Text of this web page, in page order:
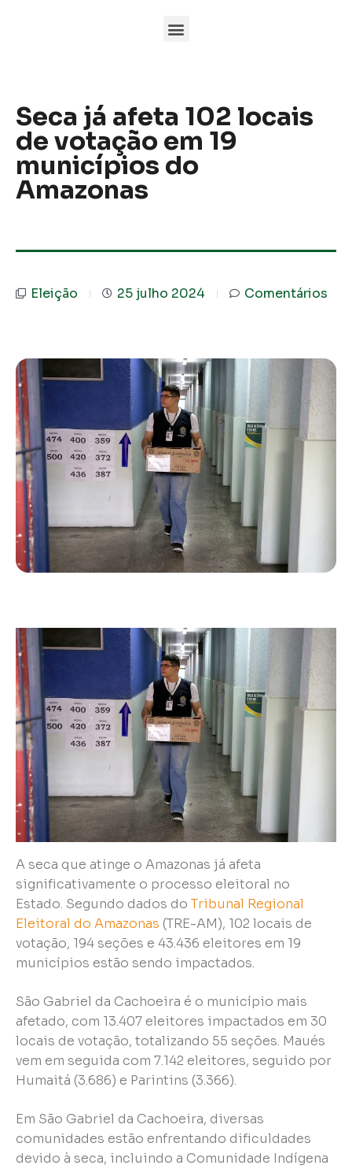
Seca já afeta 102 locais
de votação em 19
municípios do
Amazonas
Eleição 25 julho 2024 Comentários
A seca que atinge o Amazonas já afeta
significativamente o processo eleitoral no
Estado. Segundo dados do Tribunal Regional
Eleitoral do Amazonas (TRE-AM), 102 locais de
votação, 194 seções e 43.436 eleitores em 19
municípios estão sendo impactados.
São Gabriel da Cachoeira é o município mais
afetado, com 13.407 eleitores impactados em 30
locais de votação, totalizando 55 seções. Maués
vem em seguida com 7.142 eleitores, seguido por
Humaitá (3.686) e Parintins (3.366).
Em São Gabriel da Cachoeira, diversas
comunidades estão enfrentando dificuldades
devido à seca, incluindo a Comunidade Indígena